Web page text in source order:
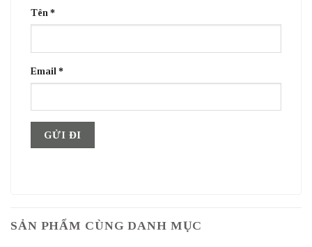
Tên *
Email *
SẢN PHẨM CÙNG DANH MỤC